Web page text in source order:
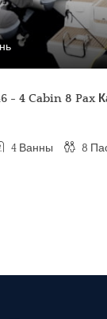
- 4 Cabin 8 Pax
4 Ванны 8